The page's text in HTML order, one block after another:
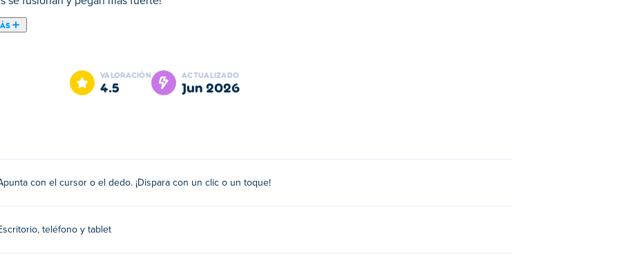
combina la diversión del clásico Bubble Shooter con la ingeniosa estrategia de 2048. Desliza, apunta
rebotar, combinar y dominar el tablero?
clic o toque para disparar bolas.
VALORACIÓN
4.5
ACTUALIZADO
jun 2026
con el cursor o el dedo. ¡Dispara con un clic o un toque!
teléfono y tablet